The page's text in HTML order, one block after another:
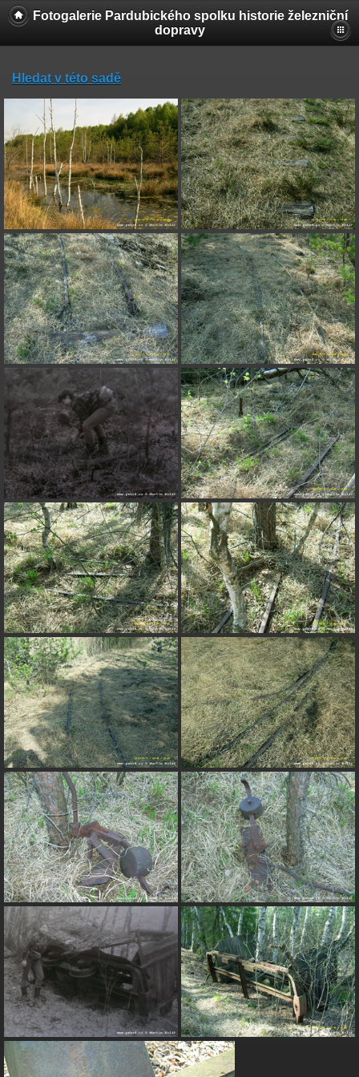
Fotogalerie Pardubického spolku historie železniční
dopravy
Hledat v této sadě